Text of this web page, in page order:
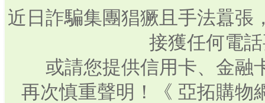
近日詐騙集團猖獗且手法囂張
接獲任何電
或請您提供信用卡、金融
再次慎重聲明！《 亞拓購物